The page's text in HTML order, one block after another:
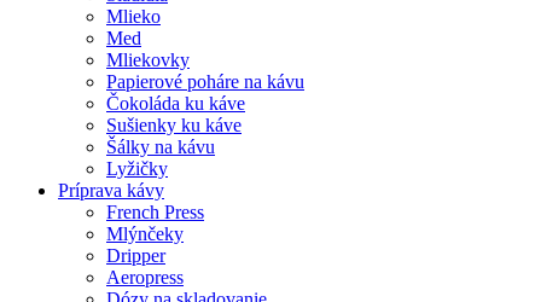
Mlieko
Med
Mliekovky
Papierové poháre na kávu
Čokoláda ku káve
Sušienky ku káve
Šálky na kávu
Lyžičky
Príprava kávy
French Press
Mlýnčeky
Dripper
Aeropress